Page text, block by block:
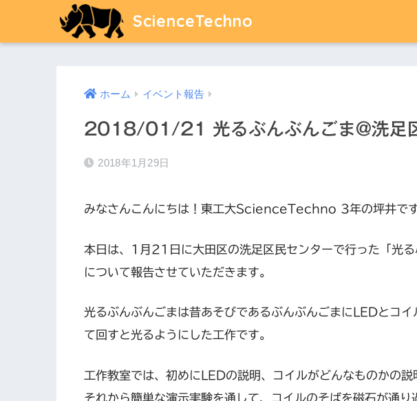
ScienceTechno
ホーム イベント報告
2018/01/21 光るぶんぶんごま@洗足
2018年1月29日
みなさんこんにちは！東工大ScienceTechno 3年の坪井です
本日は、1月21日に大田区の洗足区民センターで行った「光
について報告させていただきます。
光るぶんぶんごまは昔あそびであるぶんぶんごまにLEDとコ
て回すと光るようにした工作です。
工作教室では、初めにLEDの説明、コイルがどんなものかの説
それから簡単な演示実験を通して、コイルのそばを磁石が通